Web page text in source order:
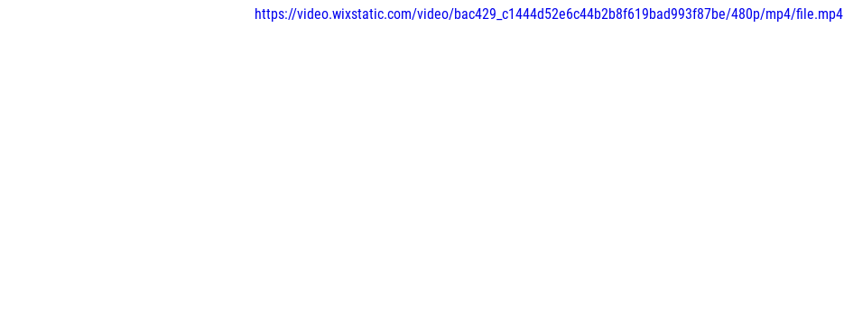
https://video.wixstatic.com/video/bac429_c1444d52e6c44b2b8f619bad993f87be/480p/mp4/file.mp4